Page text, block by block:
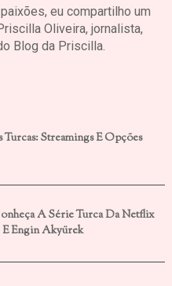
eu compartilho um
Oliveira, jornalista,
Blog da Priscilla.
Streamings E Opções
A Série Turca Da Netflix
Engin Akyürek